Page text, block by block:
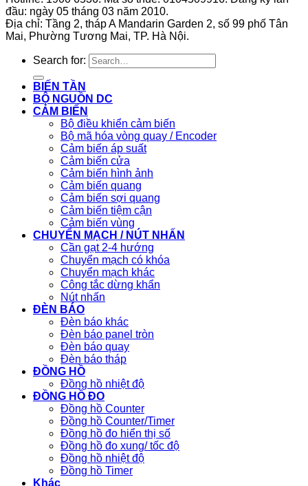
đầu: ngày 05 tháng 03 năm 2010.
Địa chỉ: Tầng 2, tháp A Mandarin Garden 2, số 99 phố Tân
Mai, Phường Tương Mai, TP. Hà Nội.
Search for:
BIẾN TẦN
BỘ NGUỒN DC
CẢM BIẾN
Bộ điều khiển cảm biến
Bộ mã hóa vòng quay / Encoder
Cảm biến áp suất
Cảm biến cửa
Cảm biến hình ảnh
Cảm biến quang
Cảm biến sợi quang
Cảm biến tiệm cận
Cảm biến vùng
CHUYỂN MẠCH / NÚT NHẤN
Cần gạt 2-4 hướng
Chuyển mạch có khóa
Chuyển mạch khác
Công tắc dừng khẩn
Nút nhấn
ĐÈN BÁO
Đèn báo khác
Đèn báo panel tròn
Đèn báo quay
Đèn báo tháp
ĐỒNG HỒ
Đồng hồ nhiệt độ
ĐỒNG HỒ ĐO
Đồng hồ Counter
Đồng hồ Counter/Timer
Đồng hồ đo hiển thị số
Đồng hồ đo xung/ tốc độ
Đồng hồ nhiệt độ
Đồng hồ Timer
Khác